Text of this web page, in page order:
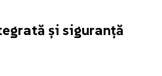
și siguranță